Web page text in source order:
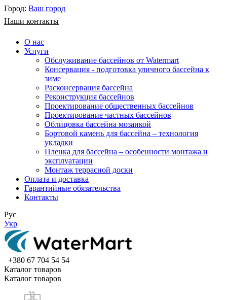
Город: Ваш город
Наши контакты
О нас
Услуги
Обслуживание бассейнов от Watermart
Консервация - подготовка уличного бассейна к
зиме
Расконсервация бассейна
Реконструкция бассейнов
Проектирование общественных бассейнов
Проектирование частных бассейнов
​Облицовка бассейна мозаикой
Бортовой камень для бассейна – технология
укладки
Пленка для бассейна – особенности монтажа и
эксплуатации
Монтаж террасной доски
Оплата и доставка
Гарантийные обязательства
Контакты
Рус
Укр
+380 67 704 54 54
Каталог товаров
Каталог товаров